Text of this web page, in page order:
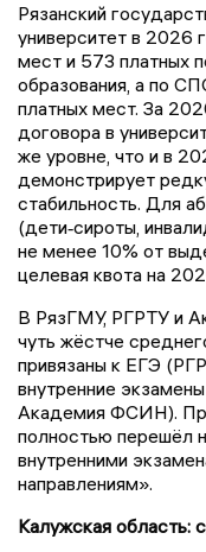
Рязанский
университет в 2026
мест и 573 платных
образования, а по
платных мест. За
договора в
же уровне, что и в
демонстрирует
стабильность. Для
(дети‑сироты,
не менее 10% от
целевая квота на
В РязГМУ, РГРТУ и
чуть жёстче
привязаны к ЕГЭ
внутренние
Академия ФСИН).
полностью перешёл
внутренними
направлениям».
Калужская область: